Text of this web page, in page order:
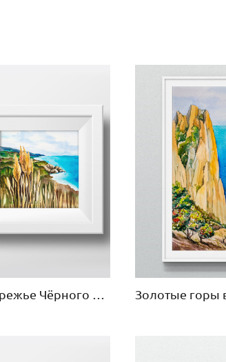
Побережье Чёрного моря в Крыму